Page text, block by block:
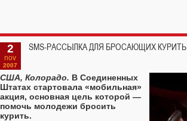
2
nov
2007
SMS-РАССЫЛКА ДЛЯ БРОСАЮЩИХ КУРИТЬ
США, Колорадо. В Соединенных
Штатах стартовала «мобильная»
акция, основная цель которой —
помочь молодежи бросить
курить.